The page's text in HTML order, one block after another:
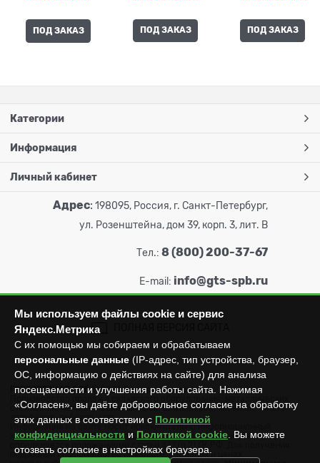
ПОД ЗАКАЗ ПОД ЗАКАЗ ПОД ЗАКАЗ
Категории
Информация
Личный кабинет
Адрес: 198095, Россия, г. Санкт-Петербург,
ул. Розенштейна, дом 39, корп. 3, лит. В
Тел.: 8 (800) 200-37-67
E-mail: info@gts-spb.ru
ГОРТОРГСНАБ СПб © 2026Все права защищены.
Производство продажа складского оборудования: металлических
стеллажей, металлических шкафов, штабелеров, тележек, талей,
тельферов, лебедок и пр.
Информация на сайте носит исключительно информационный
характер и не может считаться публичной офертой, которая
определяется положениями статьи 437 (п.2) ГК РФ. Для получения
подробной информации об имеющихся товарах и ценах
Мы используем файлы cookie и сервис
Яндекс.Метрика
С их помощью мы собираем и обрабатываем
персональные данные (IP-адрес, тип устройства, браузер,
ОС, информацию о действиях на сайте) для анализа
посещаемости и улучшения работы сайта. Нажимая
«Согласен», вы даёте добровольное согласие на обработку
этих данных в соответствии с Политикой
конфиденциальности и Политикой cookie . Вы можете
отозвать согласие в настройках браузера.